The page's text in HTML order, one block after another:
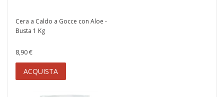
Cera a Caldo a Gocce con Aloe -
Busta 1 Kg
8,90 €
ACQUISTA